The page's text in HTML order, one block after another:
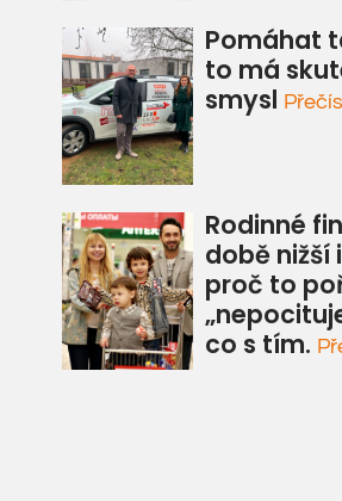
Pomáhat
to má
smysl
Rodinné
době nižší
proč to
co s tím.